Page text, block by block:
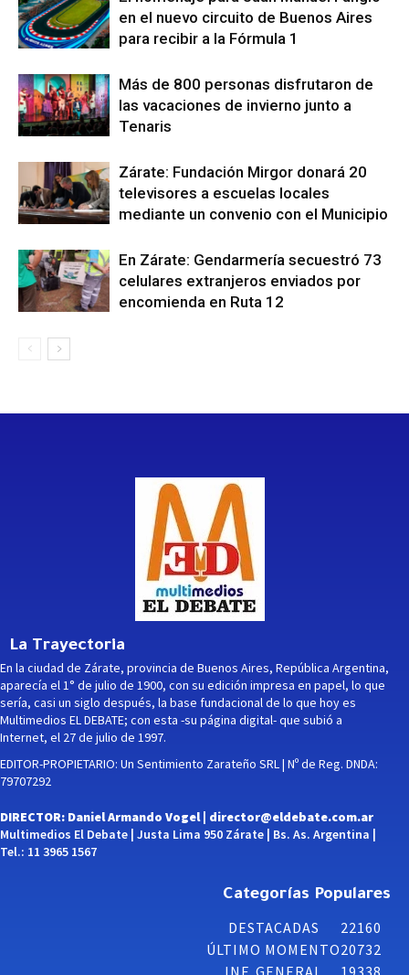
en el nuevo circuito de Buenos Aires
para recibir a la Fórmula 1
Más de 800 personas disfrutaron de
las vacaciones de invierno junto a
Tenaris
Zárate: Fundación Mirgor donará 20
televisores a escuelas locales
mediante un convenio con el Municipio
En Zárate: Gendarmería secuestró 73
celulares extranjeros enviados por
encomienda en Ruta 12
La Trayectoria
En la ciudad de Zárate, provincia de Buenos Aires, República Argentina,
aparecía el 1° de julio de 1900, con su edición impresa en papel, lo que
sería, casi un siglo después, la base fundacional de lo que hoy es
Multimedios EL DEBATE; con esta -su página digital- que subió a
Internet, el 27 de julio de 1997.
EDITOR-PROPIETARIO: Un Sentimiento Zarateño SRL | Nº de Reg. DNDA:
79707292
DIRECTOR: Daniel Armando Vogel | director@eldebate.com.ar
Multimedios El Debate | Justa Lima 950 Zárate | Bs. As. Argentina |
Tel.: 11 3965 1567
Categorías Populares
DESTACADAS
22160
ÚLTIMO MOMENTO20732
INF. GENERAL
19338